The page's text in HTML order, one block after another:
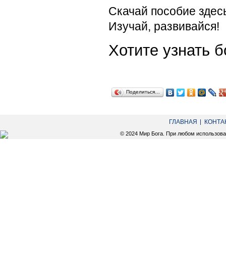
Скачай пособие
Изучай, развивайся!
Хотите
Поделиться…
ГЛАВНАЯ
© 2024 Мир Бога. При любом